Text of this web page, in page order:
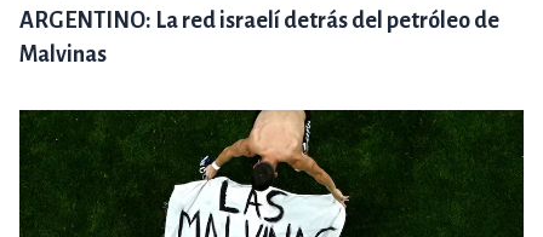
ARGENTINO: La red israelí detrás del petróleo de
Malvinas